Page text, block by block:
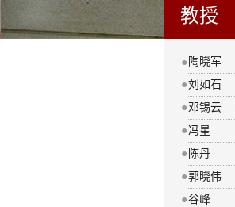
教授
● 陶晓军
●刘如石
● 邓锡云
● 冯星
● 陈丹
●郭晓伟
●谷峰